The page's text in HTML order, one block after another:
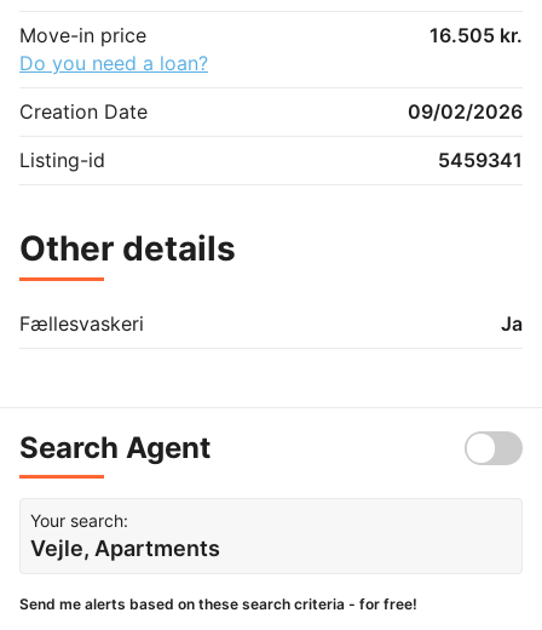
Move-in price
16.505 kr.
Do you need a loan?
Creation Date
09/02/2026
Listing-id
5459341
Other details
Fællesvaskeri Ja
Search Agent
Your search:
Vejle, Apartments
Send me alerts based on these search criteria - for free!